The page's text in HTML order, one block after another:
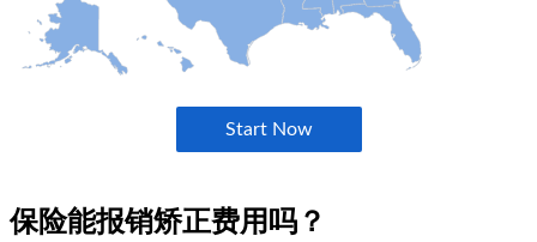
保险能报销矫正费用吗？